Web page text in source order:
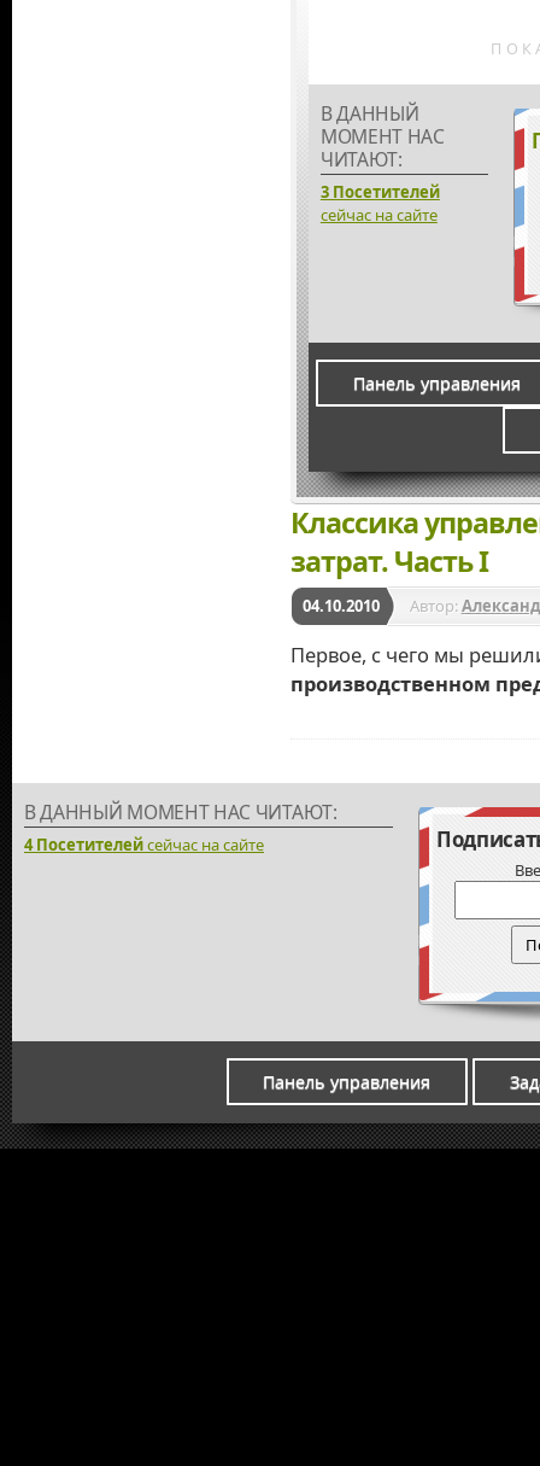
В ДАННЫЙ
МОМЕНТ НАС
ЧИТАЮТ:
3 Посетителей
сейчас на сайте
Панель управления
Классика
затрат. Часть I
04.10.2010 Автор:
Первое, с чего мы
производственном
В ДАННЫЙ МОМЕНТ НАС ЧИТАЮТ:
4 Посетителейсейчас на сайте
Панель управления